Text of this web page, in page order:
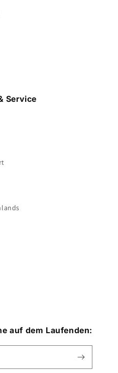
Service
auf dem Laufenden: